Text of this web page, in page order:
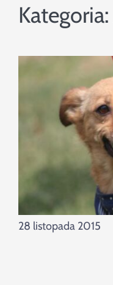
Kategoria:
28 listopada 2015